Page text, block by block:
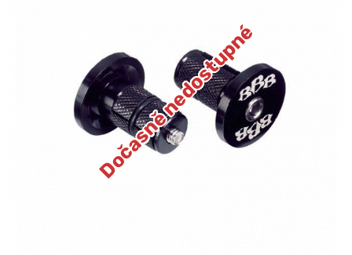
Dočasně nedostupné